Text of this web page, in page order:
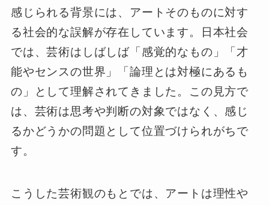
感じられる背景には、アートそのものに対す
る社会的な誤解が存在しています。日本社会
では、芸術はしばしば「感覚的なもの」「才
能やセンスの世界」「論理とは対極にあるも
の」として理解されてきました。この見方で
は、芸術は思考や判断の対象ではなく、感じ
るかどうかの問題として位置づけられがちで
す。
こうした芸術観のもとでは、アートは理性や